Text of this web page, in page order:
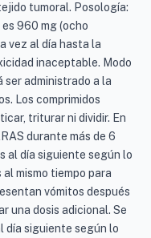
tumoral. Posología:
960 mg (ocho
vez al día hasta la
inaceptable. Modo
ser administrado a la
Los comprimidos
triturar ni dividir. En
durante más de 6
al día siguiente según lo
mismo tiempo para
vómitos después
una dosis adicional. Se
día siguiente según lo